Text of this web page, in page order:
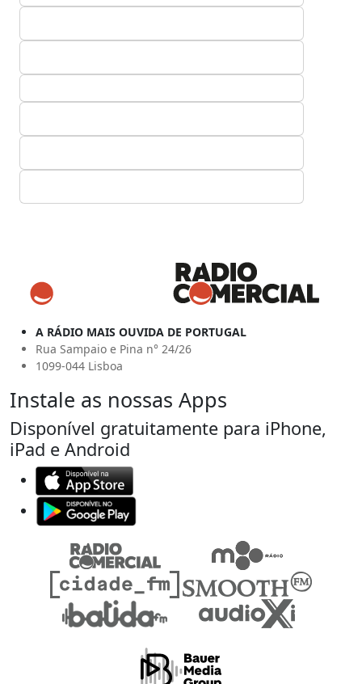
A RÁDIO MAIS OUVIDA DE PORTUGAL
Rua Sampaio e Pina n° 24/26
1099-044 Lisboa
Instale as nossas Apps
Disponível gratuitamente para iPhone,
iPad e Android